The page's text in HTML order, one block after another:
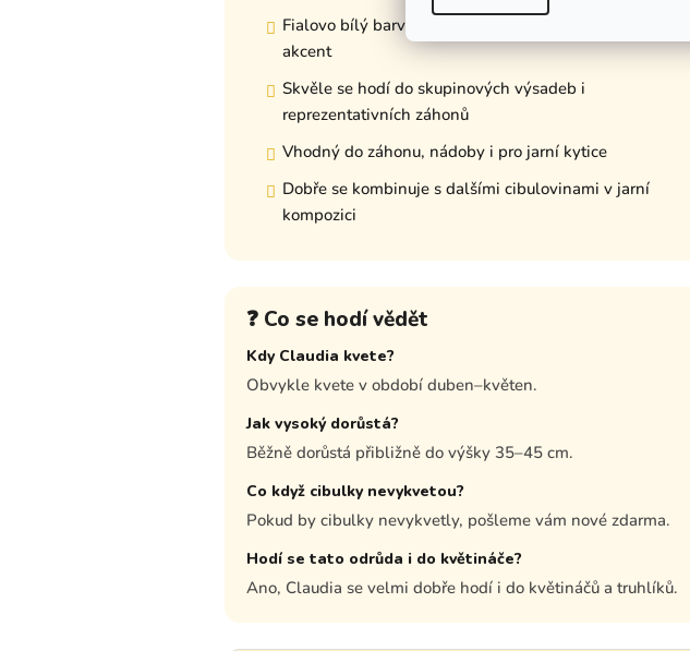
Fialovo bílý barva vytvoří na záhoně výrazný a elegantní
akcent
Skvěle se hodí do skupinových výsadeb i
reprezentativních záhonů
Vhodný do záhonu, nádoby i pro jarní kytice
Dobře se kombinuje s dalšími cibulovinami v jarní
kompozici
❓ Co se hodí vědět
Kdy Claudia kvete?
Obvykle kvete v období duben–květen.
Jak vysoký dorůstá?
Běžně dorůstá přibližně do výšky 35–45 cm.
Co když cibulky nevykvetou?
Pokud by cibulky nevykvetly, pošleme vám nové zdarma.
Hodí se tato odrůda i do květináče?
Ano, Claudia se velmi dobře hodí i do květináčů a truhlíků.